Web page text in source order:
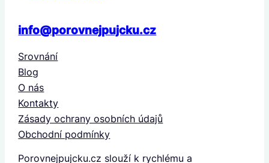
info@porovnejpujcku.cz
Srovnání
Blog
O nás
Kontakty
Zásady ochrany osobních údajů
Obchodní podmínky
Porovnejpujcku.cz slouží k rychlému a